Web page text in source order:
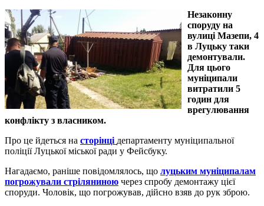
Незаконну
споруду на
вулиці Мазепи, 4
в Луцьку таки
демонтували.
Для цього
муніципали
витратили 5
годин для
врегулювання
конфлікту з власником.
Про це йдеться на сторінці департаменту муніципальної
поліції Луцької міської ради у Фейсбуку.
Нагадаємо, раніше повідомлялось, що луцьким муніципалам
погрожували стріляниною через спробу демонтажу цієї
споруди. Чоловік, що погрожував, дійсно взяв до рук зброю.